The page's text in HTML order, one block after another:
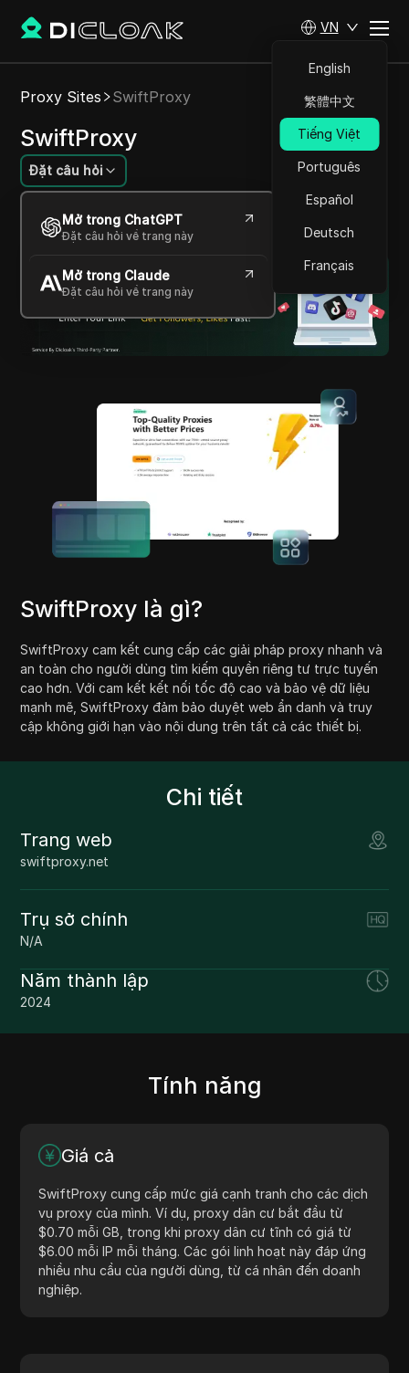
VN
English
繁體中文
Tiếng Việt
Português
Español
Deutsch
Français
Proxy Sites SwiftProxy
SwiftProxy
Đặt câu hỏi
Mở trong ChatGPT
Đặt câu hỏi về trang này
Mở trong Claude
Đặt câu hỏi về trang này
Proxy nhanh và an toàn cho phép truy cập nội
dung không giới hạn.
SwiftProxy là gì?
SwiftProxy cam kết cung cấp các giải pháp proxy nhanh và
an toàn cho người dùng tìm kiếm quyền riêng tư trực tuyến
cao hơn. Với cam kết kết nối tốc độ cao và bảo vệ dữ liệu
mạnh mẽ, SwiftProxy đảm bảo duyệt web ẩn danh và truy
cập không giới hạn vào nội dung trên tất cả các thiết bị.
Chi tiết
Trang web
swiftproxy.net
Trụ sở chính
N/A
Năm thành lập
2024
Tính năng
Giá cả
SwiftProxy cung cấp mức giá cạnh tranh cho các dịch
vụ proxy của mình. Ví dụ, proxy dân cư bắt đầu từ
$0.70 mỗi GB, trong khi proxy dân cư tĩnh có giá từ
$6.00 mỗi IP mỗi tháng. Các gói linh hoạt này đáp ứng
nhiều nhu cầu của người dùng, từ cá nhân đến doanh
nghiệp.